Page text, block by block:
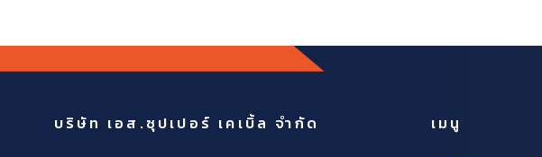
บริษัท เอส.ซุปเปอร์ เคเบิ้ล จำกัด เมนู